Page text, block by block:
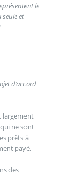
le
et
d’accord
largement
ne sont
prêts à
payé.
des